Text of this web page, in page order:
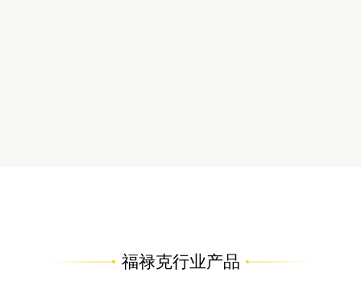
福禄克行业产品